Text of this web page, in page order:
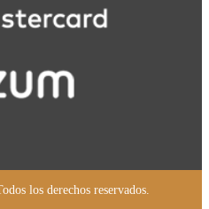
los derechos reservados.